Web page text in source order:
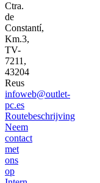
Ctra.
de
Constantí,
Km.3,
TV-
7211,
43204
Reus
infoweb@outlet-
pc.es
Routebeschrijving
Neem
contact
met
ons
op